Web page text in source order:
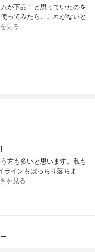
が下品！と思っていたのを
ってみたら、これがないと
見る
方も多いと思います。私も
ラインもばっちり落ちま
を見る